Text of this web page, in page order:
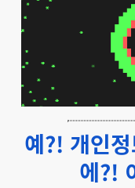
예?! 개인
에?!